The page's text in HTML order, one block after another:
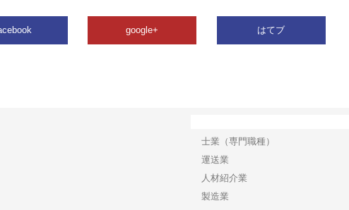
google+ はてブ
士業（専門職種）
運送業
人材紹介業
製造業